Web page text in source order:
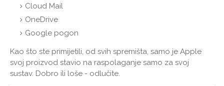
Cloud Mail
OneDrive
Google pogon
Kao što ste primijetili, od svih spremišta, samo je Apple
svoj proizvod stavio na raspolaganje samo za svoj
sustav. Dobro ili loše - odlučite.